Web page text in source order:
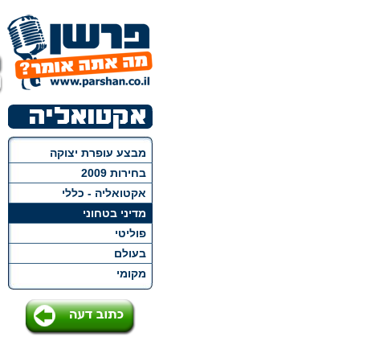
מבצע עופרת יצוקה
בחירות 2009
אקטואליה - כללי
מדיני בטחוני
פוליטי
בעולם
מקומי